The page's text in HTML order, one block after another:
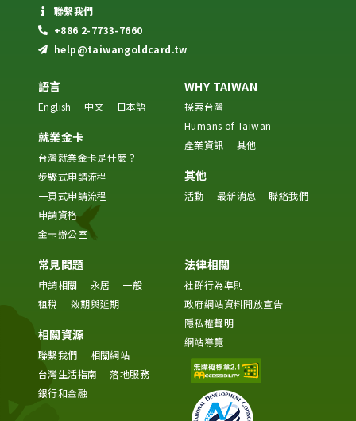
聯繫我們
+886 2-7733-7660
help@taiwangoldcard.tw
語言
English 中文 日本語
就業金卡
台灣就業金卡是什麼？
步驟式申請流程
一頁式申請流程
申請資格
金卡辦公室
WHY TAIWAN
探索台灣
Humans of Taiwan
產業資訊
其他
其他
活動 最新消息 聯絡我們
常見問題
申請相關 永居
一般
租稅
效期與延期
相關資源
聯繫我們
相關網站
台灣生活指南
落地服務
銀行和金融
法律相關
社群行為準則
政府網站資料開放宣告
隱私權聲明
網站導覽